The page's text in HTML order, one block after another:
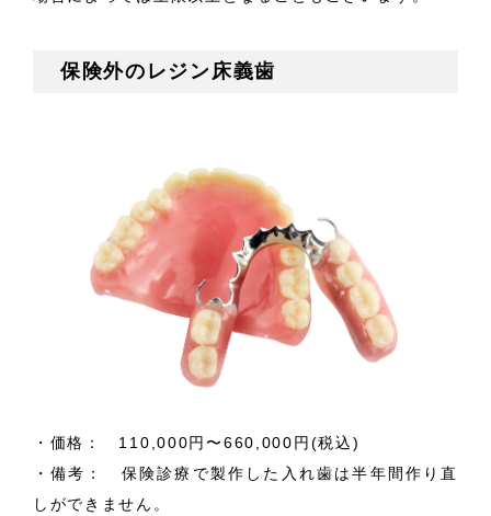
保険外のレジン床義歯
・価格： 110,000円〜660,000円(税込)
・備考： 保険診療で製作した入れ歯は半年間作り直
しができません。